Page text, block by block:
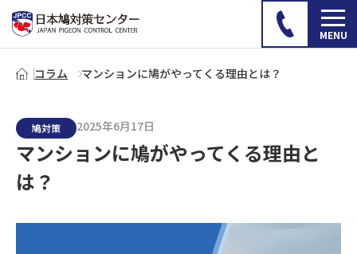
コラム マンションに鳩がやってくる理由とは？
鳩対策 2025年6月17日
マンションに鳩がやってくる理由と
は？